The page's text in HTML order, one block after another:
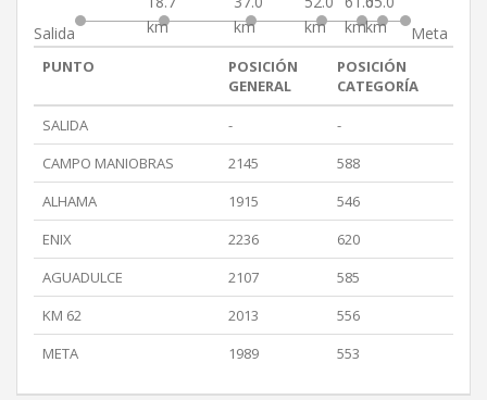
Salida
km
km
km
kmkm
Meta
PUNTO
POSICIÓN
GENERAL
POSICIÓN
CATEGORÍA
SALIDA
-
-
CAMPO MANIOBRAS
2145
588
ALHAMA
1915
546
ENIX
2236
620
AGUADULCE
2107
585
KM 62
2013
556
META
1989 553